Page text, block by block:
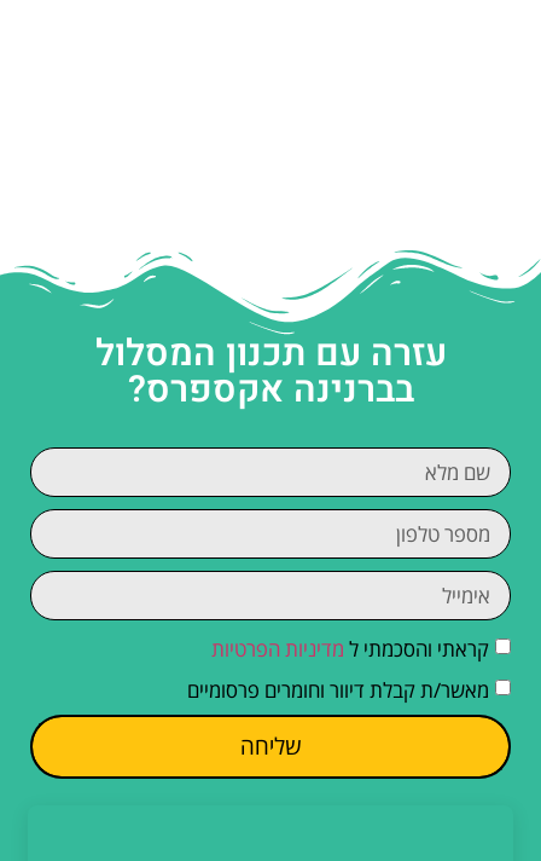
עזרה עם תכנון המסלול
בברנינה אקספרס?
קראתי והסכמתי ל מדיניות הפרטיות
מאשר/ת קבלת דיוור וחומרים פרסומיים
שליחה